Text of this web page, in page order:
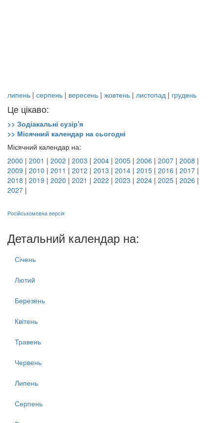
липень | серпень | вересень | жовтень | листопад | грудень
Це цікаво:
>> Зодіакальні сузір'я
>> Місячний календар на сьогодні
Місячний календар на:
2000 | 2001 | 2002 | 2003 | 2004 | 2005 | 2006 | 2007 | 2008 |
2009 | 2010 | 2011 | 2012 | 2013 | 2014 | 2015 | 2016 | 2017 |
2018 | 2019 | 2020 | 2021 | 2022 | 2023 | 2024 | 2025 | 2026 |
2027 |
Російськомовна версія
Детальний календар на:
Січень
Лютий
Березень
Квітень
Травень
Червень
Липень
Серпень